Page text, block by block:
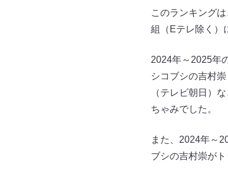
このランキング
組（Eテレ除く）
2024年～2025年
シコブシの吉村
（テレビ朝日）
ちゃみでした。
また、2024年～
ブシの吉村崇が